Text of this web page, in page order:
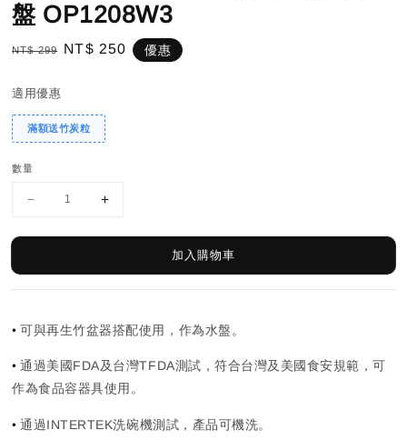
盤 OP1208W3
Regular
NT$ 299
Sale
NT$ 250 優惠
適用優惠
滿額送竹炭粒
數量
加入購物車
•可與再生竹盆器搭配使用，作為水盤。
•通過美國FDA及台灣TFDA測試，符合台灣及美國食安規範，可
作為食品容器具使用。
•通過INTERTEK洗碗機測試，產品可機洗。